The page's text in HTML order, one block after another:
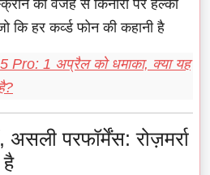
की वजह से किनारों पर हल्का
कि हर कर्व्ड फोन की कहानी है
Pro: 1 अप्रैल को धमाका, क्या यह
परफॉर्मेंस: रोज़मर्रा